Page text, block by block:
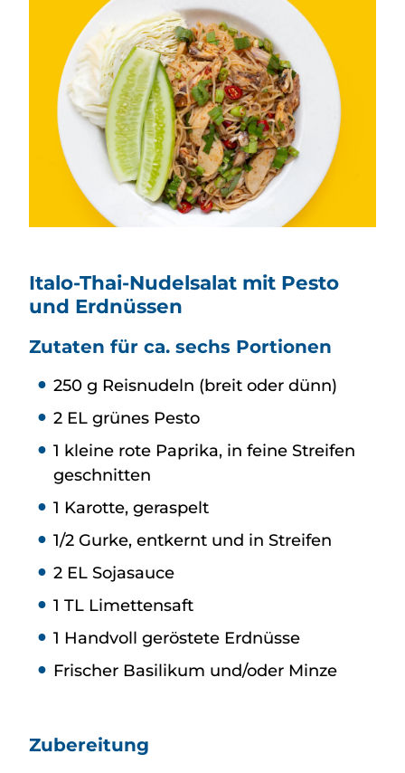
Italo-Thai-Nudelsalat mit Pesto
und Erdnüssen
Zutaten für ca. sechs Portionen
250 g Reisnudeln (breit oder dünn)
2 EL grünes Pesto
1 kleine rote Paprika, in feine Streifen
geschnitten
1 Karotte, geraspelt
1/2 Gurke, entkernt und in Streifen
2 EL Sojasauce
1 TL Limettensaft
1 Handvoll geröstete Erdnüsse
Frischer Basilikum und/oder Minze
Zubereitung